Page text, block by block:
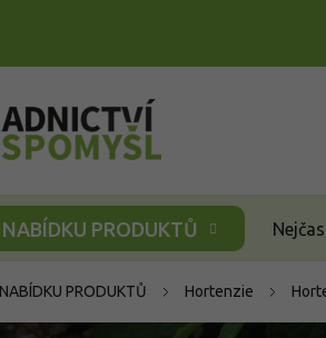
PRODUKTŮ
PRODUKTŮ Hortenzie